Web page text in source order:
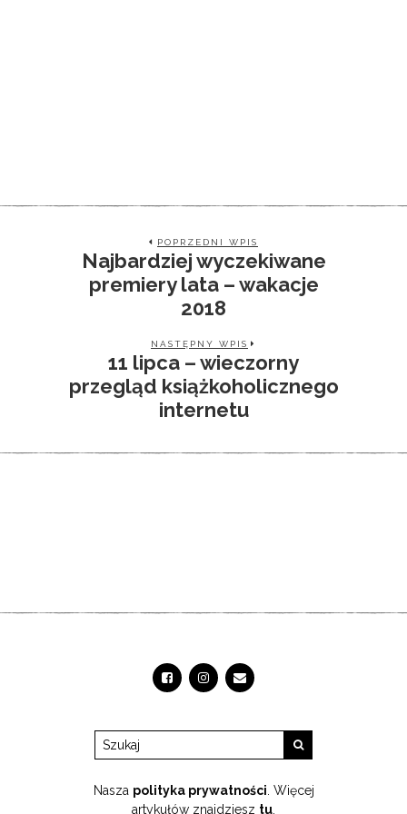
POPRZEDNI WPIS
Najbardziej wyczekiwane
premiery lata – wakacje
2018
NASTĘPNY WPIS
11 lipca – wieczorny
przegląd książkoholicznego
internetu
Nasza polityka prywatności . Więcej
artykułów znajdziesz tu